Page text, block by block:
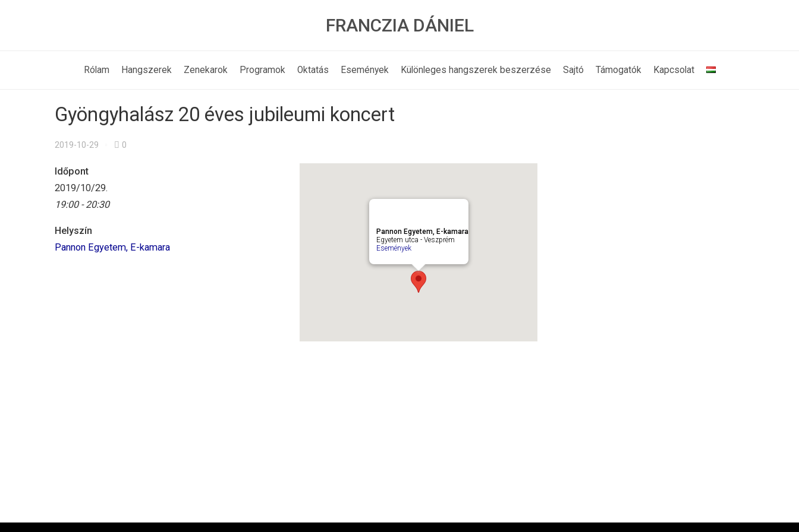
FRANCZIA DÁNIEL
Rólam Hangszerek Zenekarok Programok Oktatás Események Különleges hangszerek beszerzése Sajtó Támogatók Kapcsolat
Gyöngyhalász 20 éves jubileumi koncert
2019-10-29 0
Pannon Egyetem, E-kamara
Egyetem utca - Veszprém
Események
Időpont
2019/10/29.
19:00 - 20:30
Helyszín
Pannon Egyetem, E-kamara